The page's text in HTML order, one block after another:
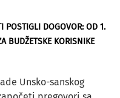
POSTIGLI DOGOVOR: OD 1.
BUDŽETSKE KORISNIKE
Unsko-sanskog